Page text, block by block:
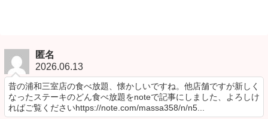
匿名
2026.06.13
昔の浦和三室店の食べ放題、懐かしいですね。他店舗ですが新しく
なったステーキのどん食べ放題をnoteで記事にしました、よろしけ
ればご覧くださいhttps://note.com/massa358/n/n5...